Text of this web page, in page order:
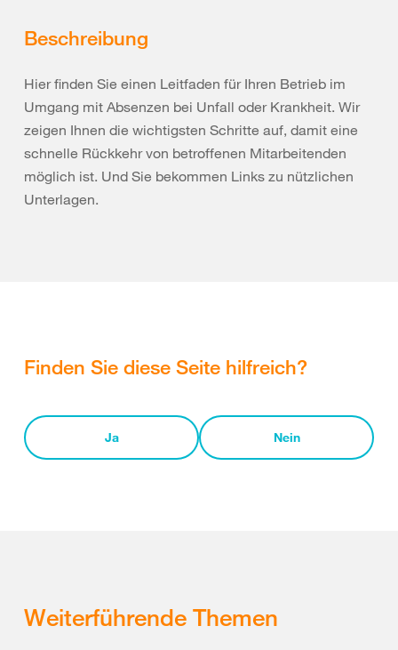
Beschreibung
Hier finden Sie einen Leitfaden für Ihren Betrieb im
Umgang mit Absenzen bei Unfall oder Krankheit. Wir
zeigen Ihnen die wichtigsten Schritte auf, damit eine
schnelle Rückkehr von betroffenen Mitarbeitenden
möglich ist. Und Sie bekommen Links zu nützlichen
Unterlagen.
Finden Sie diese Seite hilfreich?
Ja Nein
Weiterführende Themen